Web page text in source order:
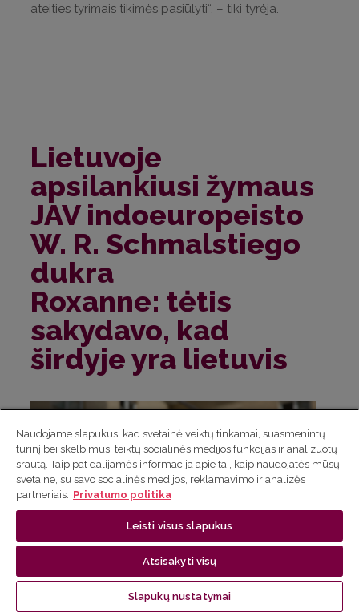
ateities tyrimais tikimės pasiūlyti“, – tiki tyrėja.
Lietuvoje
apsilankiusi žymaus
JAV indoeuropeisto
W. R. Schmalstiego
dukra
Roxanne: tėtis
sakydavo, kad
širdyje yra lietuvis
Naudojame slapukus, kad svetainė veiktų tinkamai, suasmenintų
turinį bei skelbimus, teiktų socialinės medijos funkcijas ir analizuotų
srautą. Taip pat dalijamės informacija apie tai, kaip naudojatės mūsų
svetaine, su savo socialinės medijos, reklamavimo ir analizės
partneriais. Privatumo politika
Leisti visus slapukus
Atsisakyti visų
Slapukų nustatymai